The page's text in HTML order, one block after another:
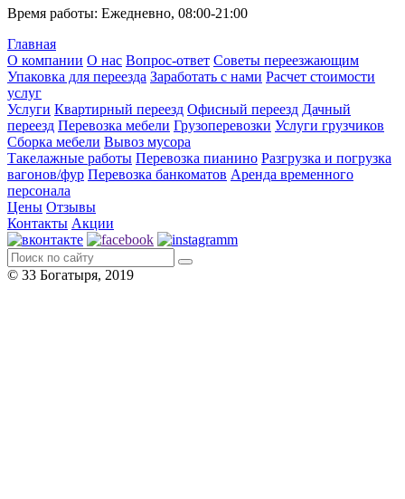
Время работы: Ежедневно, 08:00-21:00
Главная
О компании О нас Вопрос-ответ Советы переезжающим
Упаковка для переезда Заработать с нами Расчет стоимости
услуг
Услуги Квартирный переезд Офисный переезд Дачный
переезд Перевозка мебели Грузоперевозки Услуги грузчиков
Сборка мебели Вывоз мусора
Такелажные работы Перевозка пианино Разгрузка и погрузка
вагонов/фур Перевозка банкоматов Аренда временного
персонала
Цены Отзывы
Контакты Акции
© 33 Богатыря, 2019